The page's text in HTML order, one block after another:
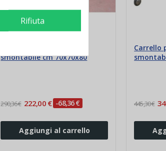
smontabile cm 70x70x80
290,36 € 222,00 € -68,36 €
Aggiungi al carrello
Carrello
445,30 €
Rifiuta